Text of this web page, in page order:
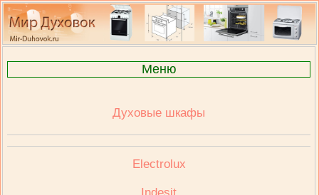
Меню
Духовые шкафы
Electrolux